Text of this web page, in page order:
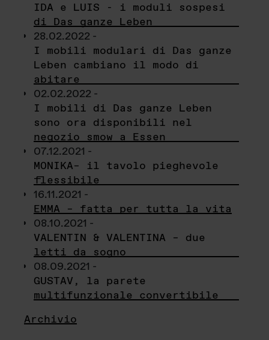
IDA e LUIS - i moduli sospesi
di Das ganze Leben
28.02.2022 -
I mobili modulari di Das ganze
Leben cambiano il modo di
abitare
02.02.2022 -
I mobili di Das ganze Leben
sono ora disponibili nel
negozio smow a Essen
07.12.2021 -
MONIKA– il tavolo pieghevole
flessibile
16.11.2021 -
EMMA – fatta per tutta la vita
08.10.2021 -
VALENTIN & VALENTINA – due
letti da sogno
08.09.2021 -
GUSTAV, la parete
multifunzionale convertibile
Archivio